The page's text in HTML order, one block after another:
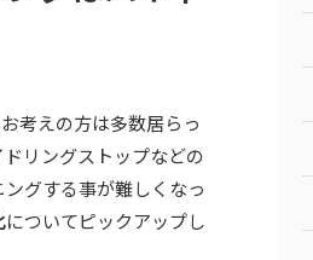
考えの方は多数居らっ
リングストップなどの
グする事が難しくなっ
についてピックアップし